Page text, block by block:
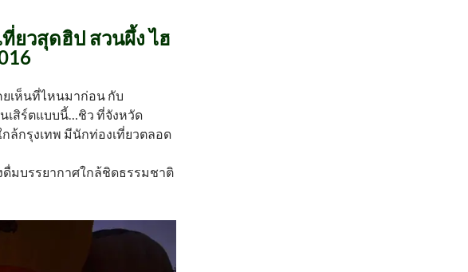
ยวสุดฮิป สวนผึ้ง ไฮ
ยเห็นที่ไหนมาก่อน กับ
เสิร์ตแบบนี้…ชิว ที่จังหวัด
ล้กรุงเทพ มีนักท่องเที่ยวตลอด
ดื่มบรรยากาศใกล้ชิดธรรมชาติ